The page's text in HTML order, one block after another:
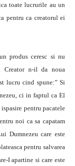
toate lucrurile au un
pentru ca creatorul ei
produs ceresc si nu
Creator n-il da noua
lucru cind spune:” Si
ci in faptul ca El
pentru pacatele
noi ca sa capatam
Dumnezeu care este
pentru salvarea
I apartine si care este